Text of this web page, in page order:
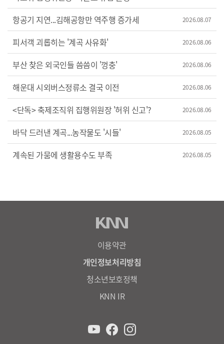
항공기 지연...김해공항만 역주행 증가세 2026.08.07
피서객 괴롭히는 '계곡 사유화' 2026.08.06
부산 찾은 외국인들 씀씀이 '껑충' 2026.08.06
해운대 시외버스정류소 결국 이전 2026.08.06
<단독> 축제조직위 집행위원장 '허위 신고'? 2026.08.06
바닥 드러낸 계곡...농작물도 '시들' 2026.08.05
계속된 가뭄에 생활용수도 부족 2026.08.05
이용약관
개인정보처리방침
청소년보호정책
KNN IR